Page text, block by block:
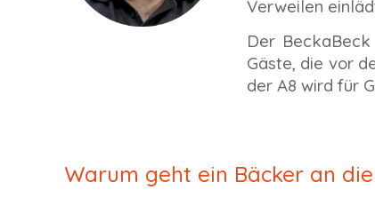
Verweilen
Der
Gäste, die vor
der A8 wird für
Warum geht ein Bäcker an